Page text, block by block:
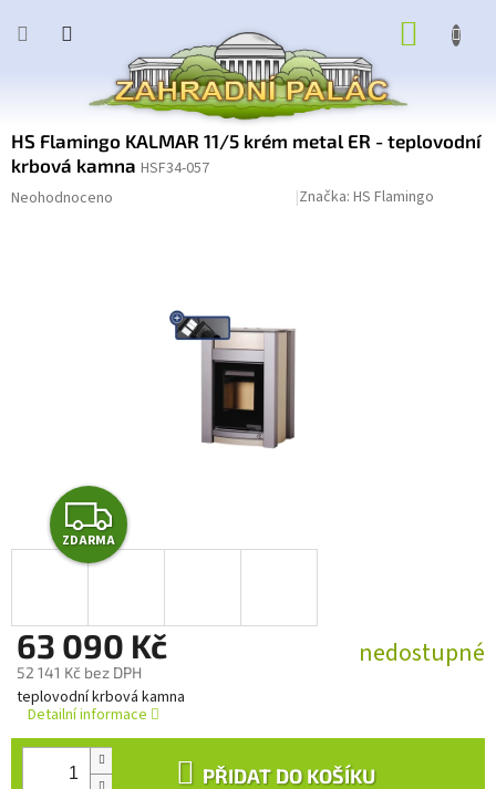
HS Flamingo KALMAR 11/5 krém metal ER - teplovodní
krbová kamna HSF34-057
Průměrné
Neohodnoceno Značka: HS Flamingo
Z
D
R
M
A
ZDARMA
63 090 Kč
52 141 Kč bez DPH
Měrná
cena:
nedostupné
PŘIDAT DO KOŠÍKU
teplovodní krbová kamna
Detailní informace